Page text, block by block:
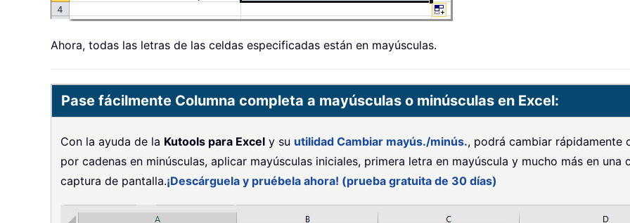
Ahora, todas las letras de las celdas especificadas están en mayúsculas.
Pase fácilmente Columna completa a mayúsculas o minúsculas en Excel:
Con la ayuda de la Kutools para Excel y su utilidad Cambiar mayús./minús., podrá cambiar rápidamente
por cadenas en minúsculas, aplicar mayúsculas iniciales, primera letra en mayúscula y mucho más en
captura de pantalla.¡Descárguela y pruébela ahora! (prueba gratuita de 30 días)